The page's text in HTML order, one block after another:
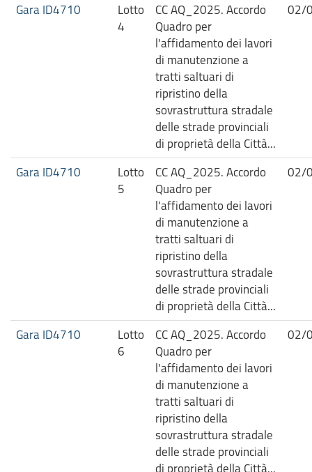
Gara ID4710
Lotto
4
CC AQ_2025. Accordo
Quadro per
l'affidamento dei lavori
di manutenzione a
tratti saltuari di
ripristino della
sovrastruttura stradale
delle strade provinciali
di proprietà della Città...
02/
Gara ID4710
Lotto
5
CC AQ_2025. Accordo
Quadro per
l'affidamento dei lavori
di manutenzione a
tratti saltuari di
ripristino della
sovrastruttura stradale
delle strade provinciali
di proprietà della Città...
02/
Gara ID4710
Lotto
6
CC AQ_2025. Accordo
Quadro per
l'affidamento dei lavori
di manutenzione a
tratti saltuari di
ripristino della
sovrastruttura stradale
delle strade provinciali
di proprietà della Città...
02/